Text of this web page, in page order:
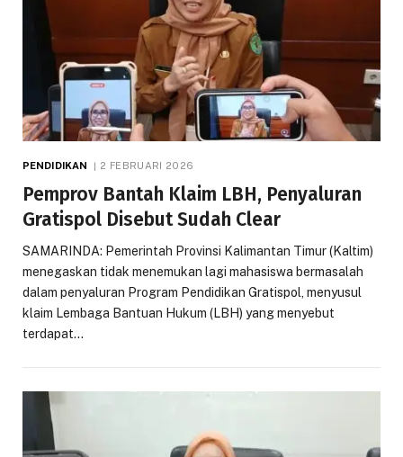
PENDIDIKAN 2 FEBRUARI 2026
Pemprov Bantah Klaim LBH, Penyaluran
Gratispol Disebut Sudah Clear
SAMARINDA: Pemerintah Provinsi Kalimantan Timur (Kaltim)
menegaskan tidak menemukan lagi mahasiswa bermasalah
dalam penyaluran Program Pendidikan Gratispol, menyusul
klaim Lembaga Bantuan Hukum (LBH) yang menyebut
terdapat…